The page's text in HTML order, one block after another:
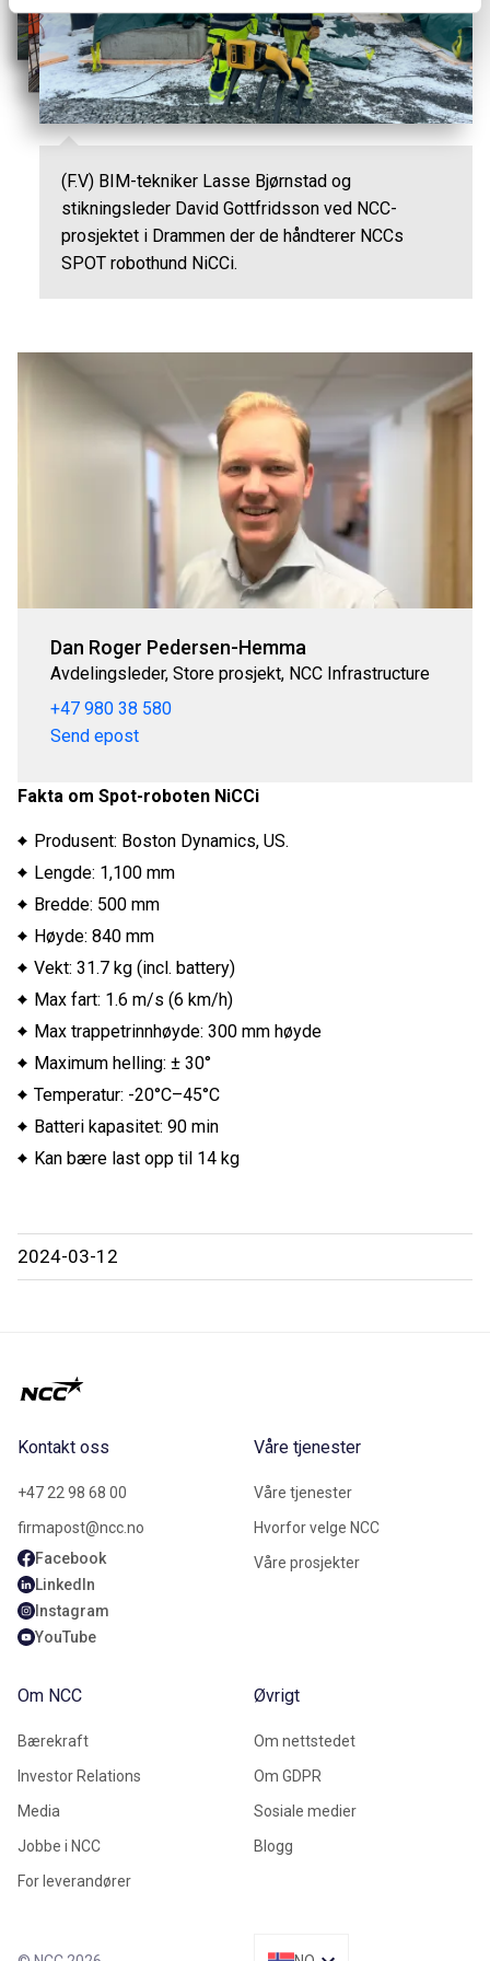
(F.V) BIM-tekniker Lasse Bjørnstad og
stikningsleder David Gottfridsson ved NCC-
prosjektet i Drammen der de håndterer NCCs
SPOT robothund NiCCi.
Dan Roger Pedersen-Hemma
Avdelingsleder, Store prosjekt, NCC Infrastructure
+47 980 38 580
Send epost
Fakta om Spot-roboten NiCCi
Produsent: Boston Dynamics, US.
Lengde: 1,100 mm
Bredde: 500 mm
Høyde: 840 mm
Vekt: 31.7 kg (incl. battery)
Max fart: 1.6 m/s (6 km/h)
Max trappetrinnhøyde: 300 mm høyde
Maximum helling: ± 30°
Temperatur: -20°C–45°C
Batteri kapasitet: 90 min
Kan bære last opp til 14 kg
2024-03-12
Kontakt oss
+47 22 98 68 00
firmapost@ncc.no
Facebook
LinkedIn
Instagram
YouTube
Våre tjenester
Våre tjenester
Hvorfor velge NCC
Våre prosjekter
Om NCC
Bærekraft
Investor Relations
Media
Jobbe i NCC
For leverandører
Øvrigt
Om nettstedet
Om GDPR
Sosiale medier
Blogg